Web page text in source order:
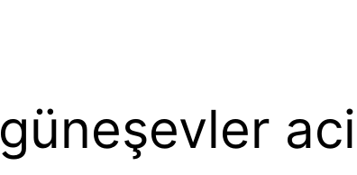
güneşevler